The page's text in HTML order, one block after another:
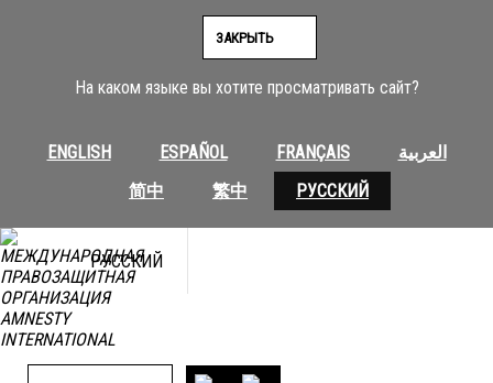
На каком языке вы хотите просматривать сайт?
ENGLISH ESPAÑOL FRANÇAIS
العربية
简中
繁中 РУССКИЙ
ЗАКРЫТЬ
РУССКИЙ